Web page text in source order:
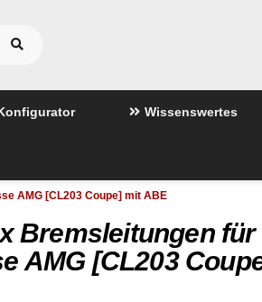
Wissenswertes
AMG [CL203 Coupe] mit ABE
Bremsleitungen für
AMG [CL203